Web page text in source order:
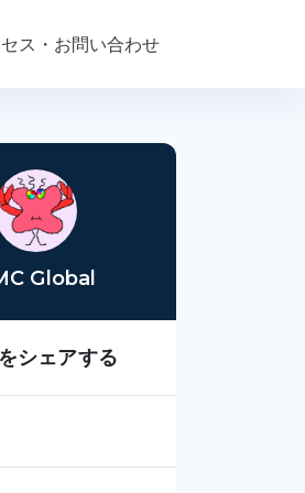
ス・お問い合わせ
Global
シェアする